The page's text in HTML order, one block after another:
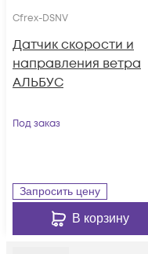
Cfrex-DSNV
Датчик скорости и
направления ветра
АЛЬБУС
Под заказ
Запросить цену
В корзину